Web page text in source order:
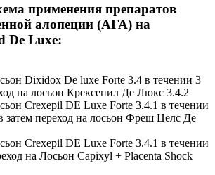
применения препаратов
алопеции (АГА) на
De Luxe:
Dixidox De luxe Forte 3.4 в течении 3
на лосьон Крексепил Де Люкс 3.4.2
Crexepil DE Luxe Forte 3.4.1 в течении
затем переход на лосьон Фреш Целс Де
Crexepil DE Luxe Forte 3.4.1 в течении
на Лосьон Capixyl + Placenta Shock